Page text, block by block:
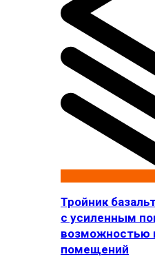
Тройник
с усиленным
возможностью
помещений